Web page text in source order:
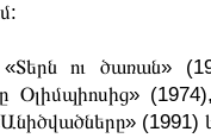
ու ծառան»
(1991)